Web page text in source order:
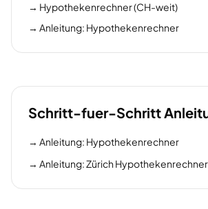
→ Hypothekenrechner (CH-weit)
→ Anleitung: Hypothekenrechner
Schritt-fuer-Schritt
→ Anleitung: Hypothekenrechner
→ Anleitung: Zürich Hypothekenrechner